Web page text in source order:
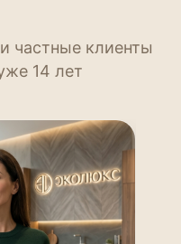
частные клиенты
14 лет